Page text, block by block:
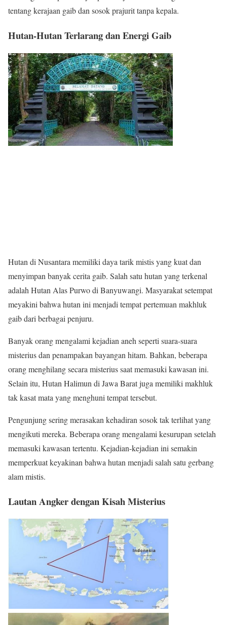
tentang kerajaan gaib dan sosok prajurit tanpa kepala.
Hutan-Hutan Terlarang dan Energi Gaib
Hutan di Nusantara memiliki daya tarik mistis yang kuat dan
menyimpan banyak cerita gaib. Salah satu hutan yang terkenal
adalah Hutan Alas Purwo di Banyuwangi. Masyarakat setempat
meyakini bahwa hutan ini menjadi tempat pertemuan makhluk
gaib dari berbagai penjuru.
Banyak orang mengalami kejadian aneh seperti suara-suara
misterius dan penampakan bayangan hitam. Bahkan, beberapa
orang menghilang secara misterius saat memasuki kawasan ini.
Selain itu, Hutan Halimun di Jawa Barat juga memiliki makhluk
tak kasat mata yang menghuni tempat tersebut.
Pengunjung sering merasakan kehadiran sosok tak terlihat yang
mengikuti mereka. Beberapa orang mengalami kesurupan setelah
memasuki kawasan tertentu. Kejadian-kejadian ini semakin
memperkuat keyakinan bahwa hutan menjadi salah satu gerbang
alam mistis.
Lautan Angker dengan Kisah Misterius